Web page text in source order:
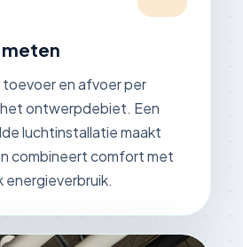
en afvoer per
ontwerpdebiet. Een
luchtinstallatie maakt
combineert comfort met
energieverbruik.